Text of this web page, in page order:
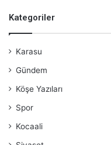
Kategoriler
Karasu
Gündem
Köşe Yazıları
Spor
Kocaali